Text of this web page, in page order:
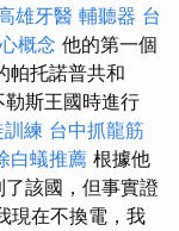
雄牙醫 輔聽器 台
概念 他的第一個
帕托諾普共和
斯王國時進行
練 台中抓龍筋
白蟻推薦 根據他
該國，但事實證
現在不換電，我